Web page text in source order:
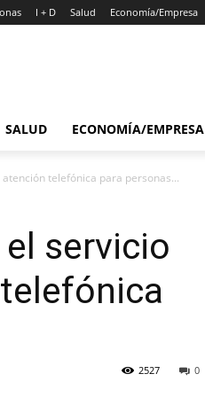
I + D Salud Economía/Empresa
SALUD ECONOMÍA/EMPRESA
atención telefónica para personas...
servicio
telefónica
0
2527